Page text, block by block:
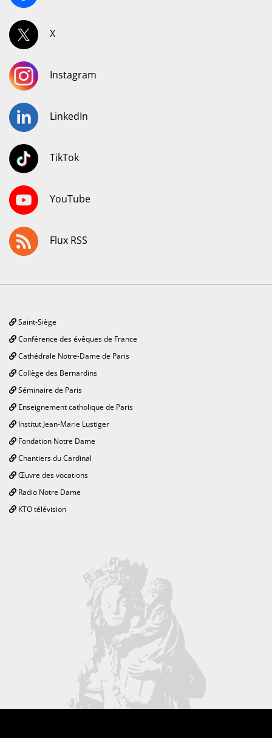
X
Instagram
LinkedIn
TikTok
YouTube
Flux RSS
Saint-Siège
Conférence des évêques de France
Cathédrale Notre-Dame de Paris
Collège des Bernardins
Séminaire de Paris
Enseignement catholique de Paris
Institut Jean-Marie Lustiger
Fondation Notre Dame
Chantiers du Cardinal
Œuvre des vocations
Radio Notre Dame
KTO télévision